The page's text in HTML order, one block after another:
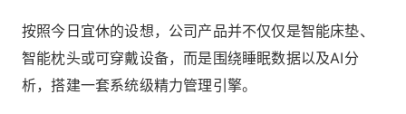
按照今日宜休的设想，公司产品并不仅仅是智能床垫、
智能枕头或可穿戴设备，而是围绕睡眠数据以及AI分
析，搭建一套系统级精力管理引擎。